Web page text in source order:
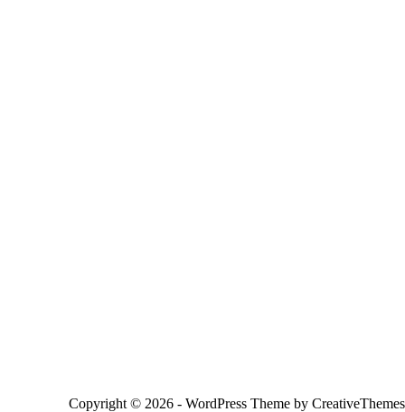
Copyright © 2026 - WordPress Theme by CreativeThemes